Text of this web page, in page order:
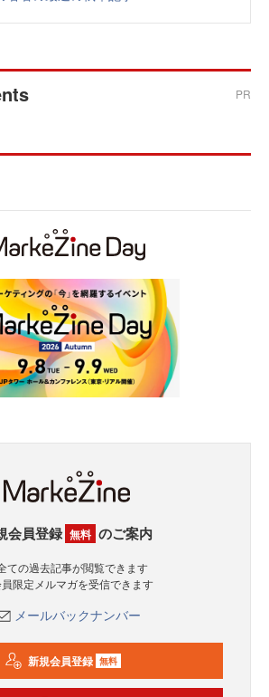
PR
会員登録 無料 のご案内
ての過去記事が閲覧できます
員限定メルマガを受信できます
メールバックナンバー
新規会員登録 無料